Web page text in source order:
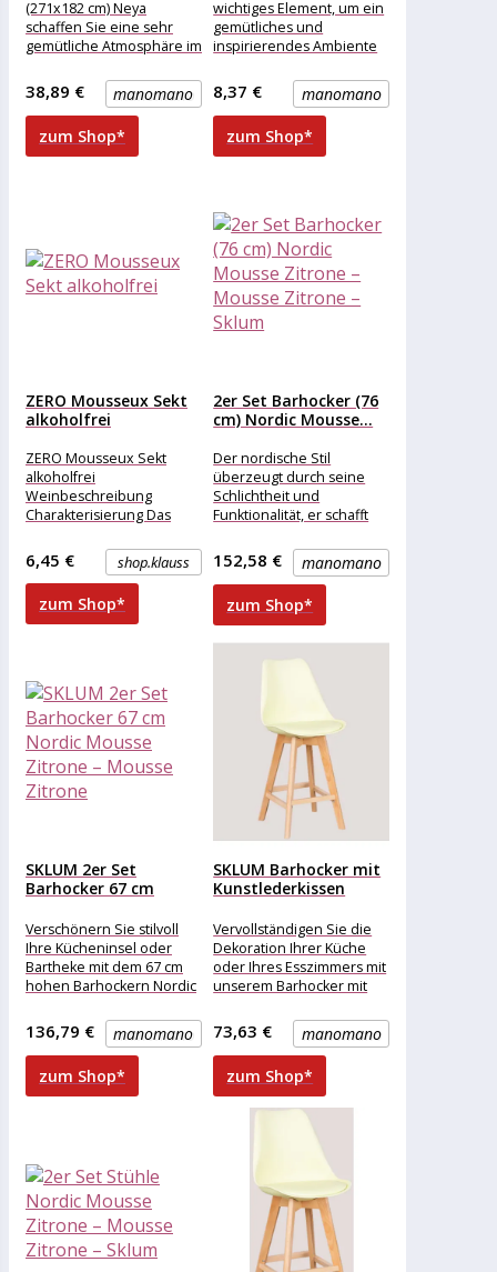
(271x182 cm) Neya
schaffen Sie eine sehr
gemütliche Atmosphäre im
den Außenbereich
bestimmt, könnenmanomano
38,89 €
zum Shop*
Pfirsich...
wichtiges Element, um ein
gemütliches und
inspirierendes Ambiente
perfekt, um Gefühle zu
manomano
8,37 €
zum Shop*
ZERO Mousseux Sekt
alkoholfrei
ZERO Mousseux Sekt
alkoholfrei
Weinbeschreibung
Charakterisierung Das
„alkoholfreien Seccos“
liegt in den ausgesuchten
Weiß-weinen, welche mit
natürlicher Kohlen-säure
shop.klauss
6,45 €
zum Shop*
2er Set Barhocker (76
cm) Nordic Mousse...
Der nordische Stil
überzeugt durch seine
Schlichtheit und
Funktionalität, er schafft
Elementen ein
gemütliches und helles
Ambiente
manomano
152,58 €
zum Shop*
SKLUM 2er Set
Barhocker 67 cm
Verschönern Sie stilvoll
Ihre Kücheninsel oder
Bartheke mit dem 67 cm
hohen Barhockern Nordic
im
manomano
136,79 €
zum Shop*
SKLUM Barhocker mit
Kunstlederkissen
Zitrone...
Vervollständigen Sie die
Dekoration Ihrer Küche
oder Ihres Esszimmers mit
unserem Barhocker mit
Ein Hocker im nordischen
Stil,
manomano
73,63 €
zum Shop*